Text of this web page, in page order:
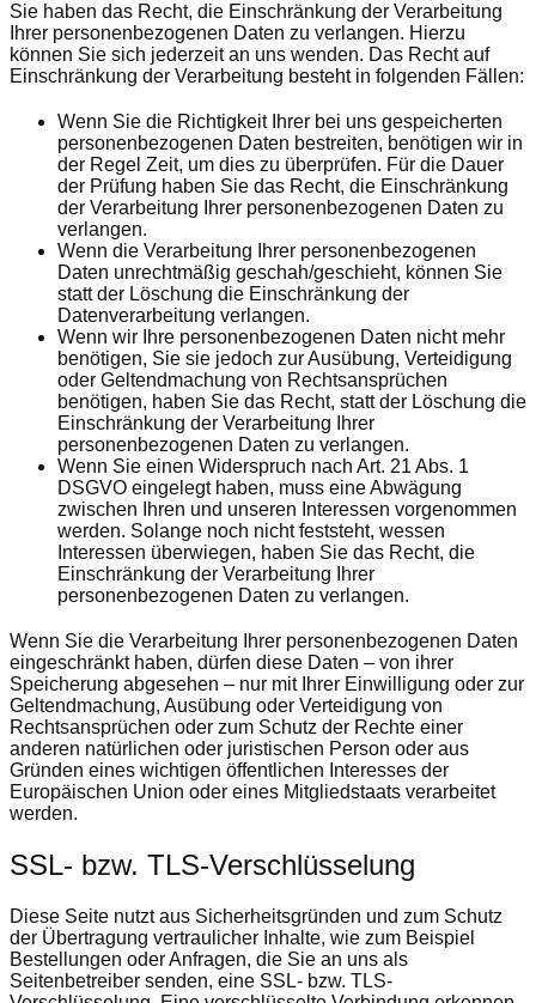
Sie haben das Recht, die Einschränkung der Verarbeitung
Ihrer personenbezogenen Daten zu verlangen. Hierzu
können Sie sich jederzeit an uns wenden. Das Recht auf
Einschränkung der Verarbeitung besteht in folgenden Fällen:
Wenn Sie die Richtigkeit Ihrer bei uns gespeicherten
personenbezogenen Daten bestreiten, benötigen wir in
der Regel Zeit, um dies zu überprüfen. Für die Dauer
der Prüfung haben Sie das Recht, die Einschränkung
der Verarbeitung Ihrer personenbezogenen Daten zu
verlangen.
Wenn die Verarbeitung Ihrer personenbezogenen
Daten unrechtmäßig geschah/geschieht, können Sie
statt der Löschung die Einschränkung der
Datenverarbeitung verlangen.
Wenn wir Ihre personenbezogenen Daten nicht mehr
benötigen, Sie sie jedoch zur Ausübung, Verteidigung
oder Geltendmachung von Rechtsansprüchen
benötigen, haben Sie das Recht, statt der Löschung die
Einschränkung der Verarbeitung Ihrer
personenbezogenen Daten zu verlangen.
Wenn Sie einen Widerspruch nach Art. 21 Abs. 1
DSGVO eingelegt haben, muss eine Abwägung
zwischen Ihren und unseren Interessen vorgenommen
werden. Solange noch nicht feststeht, wessen
Interessen überwiegen, haben Sie das Recht, die
Einschränkung der Verarbeitung Ihrer
personenbezogenen Daten zu verlangen.
Wenn Sie die Verarbeitung Ihrer personenbezogenen Daten
eingeschränkt haben, dürfen diese Daten – von ihrer
Speicherung abgesehen – nur mit Ihrer Einwilligung oder zur
Geltendmachung, Ausübung oder Verteidigung von
Rechtsansprüchen oder zum Schutz der Rechte einer
anderen natürlichen oder juristischen Person oder aus
Gründen eines wichtigen öffentlichen Interesses der
Europäischen Union oder eines Mitgliedstaats verarbeitet
werden.
SSL- bzw. TLS-Verschlüsselung
Diese Seite nutzt aus Sicherheitsgründen und zum Schutz
der Übertragung vertraulicher Inhalte, wie zum Beispiel
Bestellungen oder Anfragen, die Sie an uns als
Seitenbetreiber senden, eine SSL- bzw. TLS-